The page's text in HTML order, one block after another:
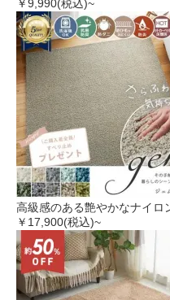
￥9,990(税込)~
高級感のある艶やかなナイロ
￥17,900(税込)~